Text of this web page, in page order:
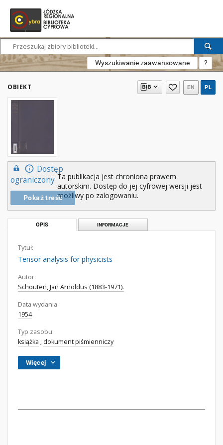
Wyszukiwanie zaawansowane ?
OBIEKT EN PL
Dostęp
ograniczony
Pokaż treść
Ta publikacja jest chroniona prawem
autorskim. Dostęp do jej cyfrowej wersji jest
możliwy po zalogowaniu.
OPIS INFORMACJE
Tytuł:
Tensor analysis for physicists
Autor:
Schouten, Jan Arnoldus (1883-1971).
Data wydania:
1954
Typ zasobu:
książka ; dokument piśmienniczy
Więcej